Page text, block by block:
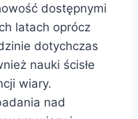
dostępnymi
latach oprócz
dotychczas
nauki ścisłe
wiary.
nad